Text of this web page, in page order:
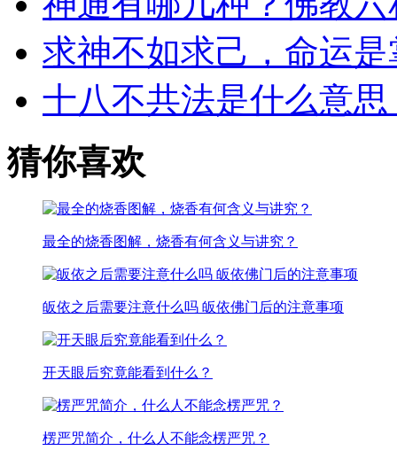
求神不如求己，命运
十八不共法是什么意
猜你喜欢
最全的烧香图解，烧香有何含义与讲究？
皈依之后需要注意什么吗 皈依佛门后的注意事项
开天眼后究竟能看到什么？
楞严咒简介，什么人不能念楞严咒？